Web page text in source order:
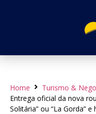
Home
Turismo &
Entrega oficial da nova
Solitária” ou “La Gorda”